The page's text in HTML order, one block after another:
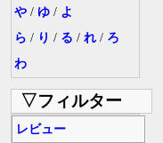
や / ゆ / よ
ら / り / る / れ / ろ
わ
▽フィルター
レビュー